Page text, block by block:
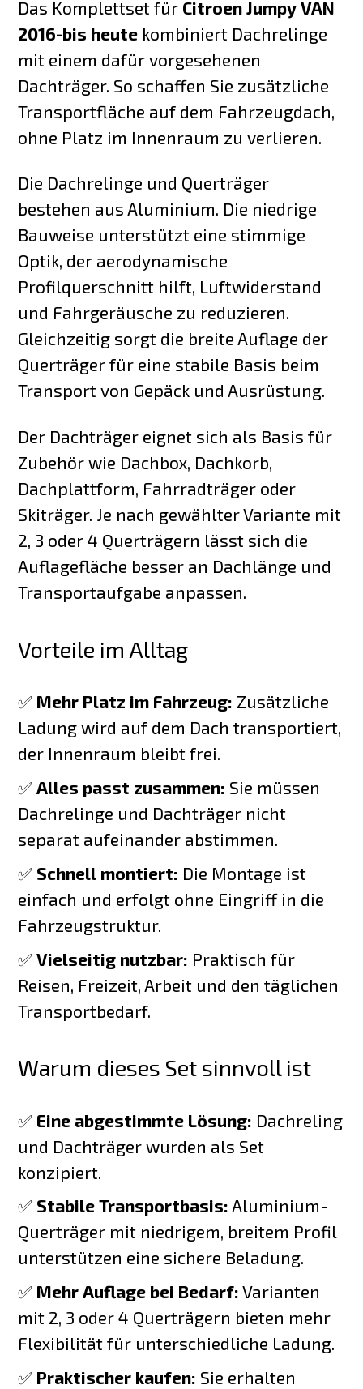
Das Komplettset für Citroen Jumpy VAN
2016-bis heute kombiniert Dachrelinge
mit einem dafür vorgesehenen
Dachträger. So schaffen Sie zusätzliche
Transportfläche auf dem Fahrzeugdach,
ohne Platz im Innenraum zu verlieren.
Die Dachrelinge und Querträger
bestehen aus Aluminium. Die niedrige
Bauweise unterstützt eine stimmige
Optik, der aerodynamische
Profilquerschnitt hilft, Luftwiderstand
und Fahrgeräusche zu reduzieren.
Gleichzeitig sorgt die breite Auflage der
Querträger für eine stabile Basis beim
Transport von Gepäck und Ausrüstung.
Der Dachträger eignet sich als Basis für
Zubehör wie Dachbox, Dachkorb,
Dachplattform, Fahrradträger oder
Skiträger. Je nach gewählter Variante mit
2, 3 oder 4 Querträgern lässt sich die
Auflagefläche besser an Dachlänge und
Transportaufgabe anpassen.
Vorteile im Alltag
✅ Mehr Platz im Fahrzeug: Zusätzliche
Ladung wird auf dem Dach transportiert,
der Innenraum bleibt frei.
✅Alles passt zusammen: Sie müssen
Dachrelinge und Dachträger nicht
separat aufeinander abstimmen.
✅ Schnell montiert: Die Montage ist
einfach und erfolgt ohne Eingriff in die
Fahrzeugstruktur.
✅Vielseitig nutzbar: Praktisch für
Reisen, Freizeit, Arbeit und den täglichen
Transportbedarf.
Warum dieses Set sinnvoll ist
✅ Eine abgestimmte Lösung: Dachreling
und Dachträger wurden als Set
konzipiert.
✅ Stabile Transportbasis: Aluminium-
Querträger mit niedrigem, breitem Profil
unterstützen eine sichere Beladung.
✅ Mehr Auflage bei Bedarf: Varianten
mit 2, 3 oder 4 Querträgern bieten mehr
Flexibilität für unterschiedliche Ladung.
✅ Praktischer kaufen: Sie erhalten